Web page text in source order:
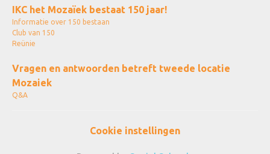
IKC het Mozaïek bestaat 150 jaar!
Informatie over 150 bestaan
Club van 150
Reünie
Vragen en antwoorden betreft tweede locatie
Mozaiek
Q&A
Cookie instellingen